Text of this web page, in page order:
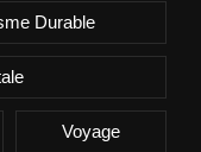
Durable
Voyage